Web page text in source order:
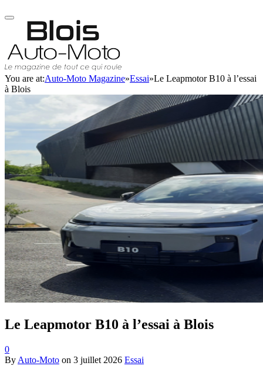
You are at:Auto-Moto Magazine»Essai»Le Leapmotor B10 à l’essai
à Blois
Le Leapmotor B10 à l’essai à Blois
0
By Auto-Moto on 3 juillet 2026 Essai